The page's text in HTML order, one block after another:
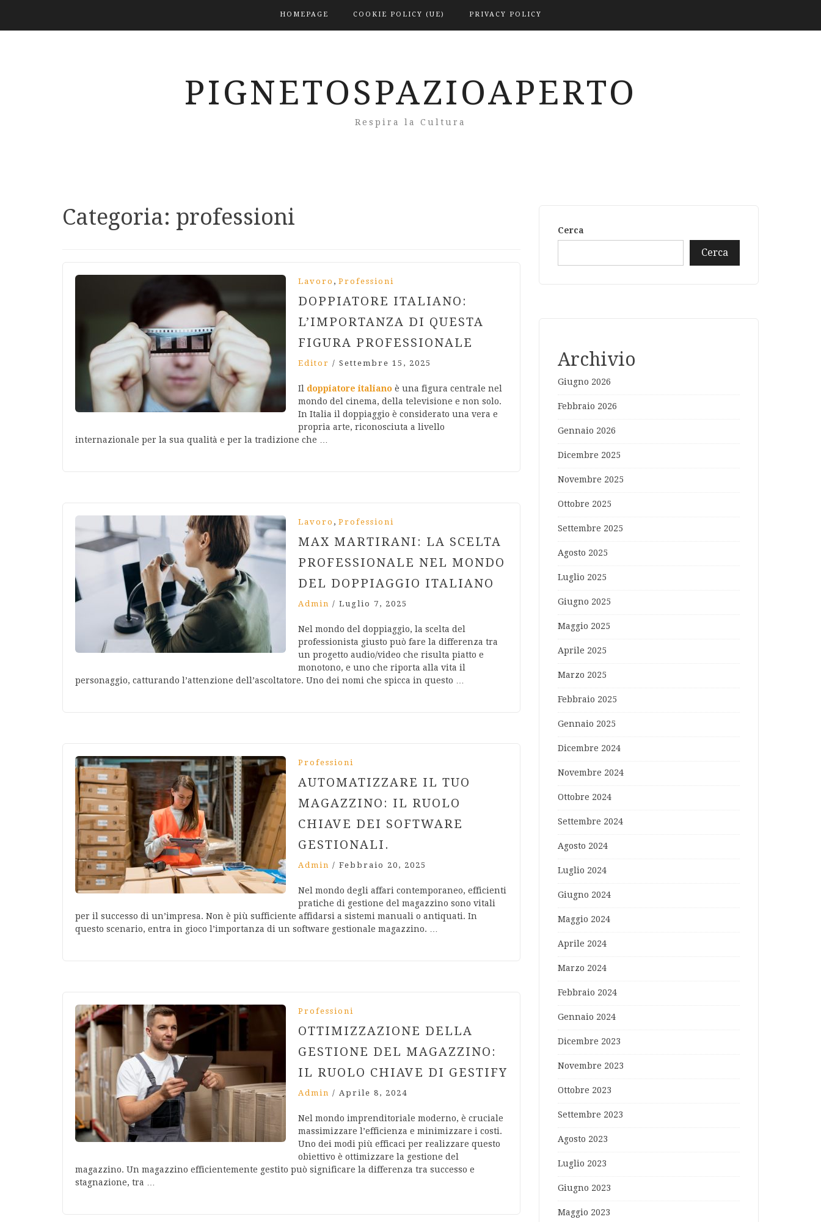
HOMEPAGE COOKIE POLICY (UE) PRIVACY POLICY
PIGNETOSPAZIOAPERTO
Respira la Cultura
Categoria: professioni
Lavoro , Professioni
DOPPIATORE ITALIANO:
L’IMPORTANZA DI QUESTA
FIGURA PROFESSIONALE
Editor / Settembre 15, 2025
Il doppiatore italiano è una figura centrale nel
mondo del cinema, della televisione e non solo.
In Italia il doppiaggio è considerato una vera e
propria arte, riconosciuta a livello
internazionale per la sua qualità e per la tradizione che …
Lavoro , Professioni
MAX MARTIRANI: LA SCELTA
PROFESSIONALE NEL MONDO
DEL DOPPIAGGIO ITALIANO
Admin / Luglio 7, 2025
Nel mondo del doppiaggio, la scelta del
professionista giusto può fare la differenza tra
un progetto audio/video che risulta piatto e
monotono, e uno che riporta alla vita il
personaggio, catturando l’attenzione dell’ascoltatore. Uno dei nomi che spicca in questo …
Professioni
AUTOMATIZZARE IL TUO
MAGAZZINO: IL RUOLO
CHIAVE DEI SOFTWARE
GESTIONALI.
Admin / Febbraio 20, 2025
Nel mondo degli affari contemporaneo, efficienti
pratiche di gestione del magazzino sono vitali
per il successo di un’impresa. Non è più sufficiente affidarsi a sistemi manuali o antiquati. In
questo scenario, entra in gioco l’importanza di un software gestionale magazzino. …
Professioni
OTTIMIZZAZIONE DELLA
GESTIONE DEL MAGAZZINO:
IL RUOLO CHIAVE DI GESTIFY
Admin / Aprile 8, 2024
Nel mondo imprenditoriale moderno, è cruciale
massimizzare l’efficienza e minimizzare i costi.
Uno dei modi più efficaci per realizzare questo
obiettivo è ottimizzare la gestione del
magazzino. Un magazzino efficientemente gestito può significare la differenza tra successo e
stagnazione, tra …
Cerca
Cerca
Archivio
Giugno 2026
Febbraio 2026
Gennaio 2026
Dicembre 2025
Novembre 2025
Ottobre 2025
Settembre 2025
Agosto 2025
Luglio 2025
Giugno 2025
Maggio 2025
Aprile 2025
Marzo 2025
Febbraio 2025
Gennaio 2025
Dicembre 2024
Novembre 2024
Ottobre 2024
Settembre 2024
Agosto 2024
Luglio 2024
Giugno 2024
Maggio 2024
Aprile 2024
Marzo 2024
Febbraio 2024
Gennaio 2024
Dicembre 2023
Novembre 2023
Ottobre 2023
Settembre 2023
Agosto 2023
Luglio 2023
Giugno 2023
Maggio 2023